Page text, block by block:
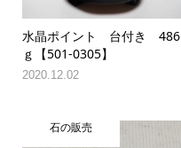
水晶ポイント 台付き 486
ｇ【501-0305】
2020.12.02
石の販売